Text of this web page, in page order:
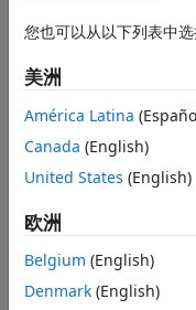
本页内容
数据的动态系统。时
生。
时间序列通过假设其
的白噪声信号 e(t) 作
y(t) = He(t)
其中，
(t ) 之间的关系。
时间序列y(t) 的多元
您也可以从以下列表中选
美洲
América Latina
Canada (English)
United States (English)
欧洲
Belgium (English)
Denmark (English)